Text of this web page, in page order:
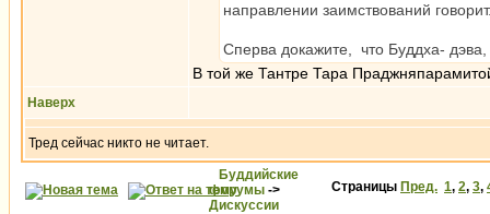
направлении заимствований
Сперва докажите, что Буддха-
В той же Тантре Тара
Наверх
Тред сейчас никто не читает.
Буддийские
форумы ->
Дискуссии
Страницы Пред. 1, 2, 3,